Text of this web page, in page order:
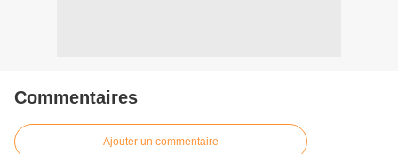
Commentaires
Ajouter un commentaire